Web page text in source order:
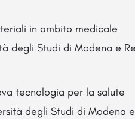
in ambito medicale
degli Studi di Modena e
tecnologia per la salute
degli Studi di Modena